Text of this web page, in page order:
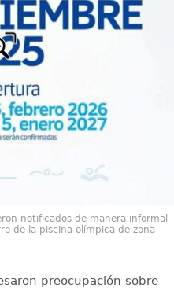
notificados de manera informal
de la piscina olímpica de zona
preocupación sobre